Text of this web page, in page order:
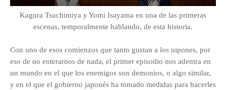
Kagura Tsuchimiya y Yomi Isayama en una de las primeras
escenas, temporalmente hablando, de esta historia.
Con uno de esos comienzos que tanto gustan a los nipones, por
eso de no enterarnos de nada, el primer episodio nos adentra en
un mundo en el que los enemigos son demonios, o algo similar,
y en el que el gobierno japonés ha tomado medidas para hacerles